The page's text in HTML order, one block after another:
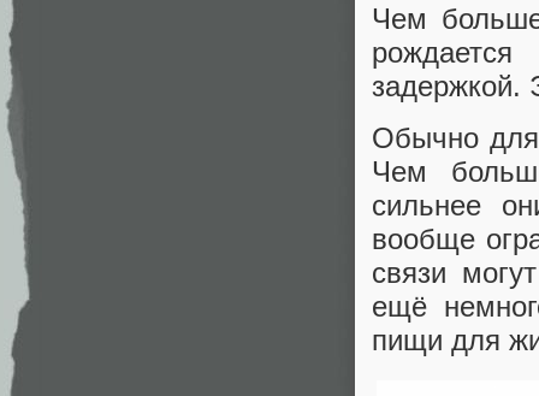
Чем
задержкой.
Обычно для
Чем
сильнее
вообще
связи
ещё
пищи для